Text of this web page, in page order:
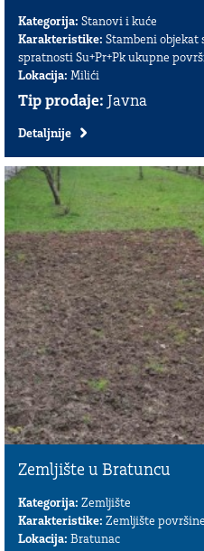
Kategorija: Stanovi i kuće
Karakteristike: Stambeni objekat
spratnosti Su+Pr+Pk ukupne
Lokacija: Milići
Tip prodaje: Javna
Detaljnije
Zemljište u Bratuncu
Kategorija: Zemljište
Karakteristike: Zemljište
Lokacija: Bratunac